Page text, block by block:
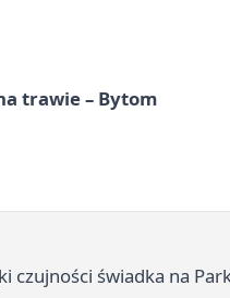
trawie – Bytom
czujności świadka na